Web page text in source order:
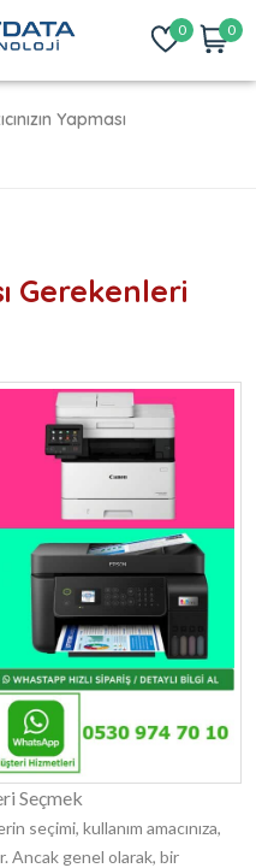
0 0
Yapması
Gerekenleri
Seçmek
seçimi, kullanım amacınıza,
Ancak genel olarak, bir